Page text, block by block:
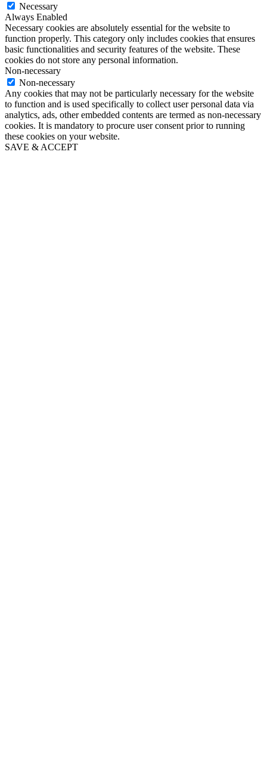
Necessary
Always Enabled
Necessary cookies are absolutely essential for the website to
function properly. This category only includes cookies that ensures
basic functionalities and security features of the website. These
cookies do not store any personal information.
Non-necessary
Non-necessary
Any cookies that may not be particularly necessary for the website
to function and is used specifically to collect user personal data via
analytics, ads, other embedded contents are termed as non-necessary
cookies. It is mandatory to procure user consent prior to running
these cookies on your website.
SAVE & ACCEPT